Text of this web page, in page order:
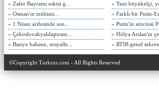
» Zafer Bayramı eskisi g...
» Osman'ın mühimi...
» 1 Nisan arifesinde son...
» Çekoslovakyalılaştıram...
» Banyo bahane, sosyalle...
» Yeni büyükelçi,
» Farklı bir Putin-
» Putin'in sözcüsü
» Hülya Arslan'ın
» RTİB genel
©Copyright Turkrus.com - All Rights Reserved